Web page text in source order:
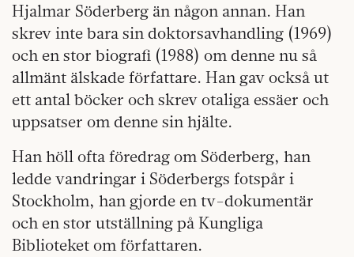
Hjalmar Söderberg än någon annan. Han
skrev inte bara sin doktorsavhandling (1969)
och en stor biografi (1988) om denne nu så
allmänt älskade författare. Han gav också ut
ett antal böcker och skrev otaliga essäer och
uppsatser om denne sin hjälte.
Han höll ofta föredrag om Söderberg, han
ledde vandringar i Söderbergs fotspår i
Stockholm, han gjorde en tv-dokumentär
och en stor utställning på Kungliga
Biblioteket om författaren.